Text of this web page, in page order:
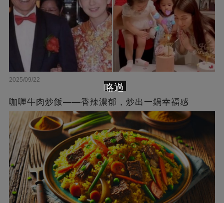
2025/09/22
咖喱牛肉炒飯——香辣濃郁，炒出一鍋幸福感
略過